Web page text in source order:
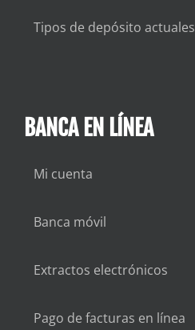
Tipos de depósito actuales
BANCA EN LÍNEA
Mi cuenta
Banca móvil
Extractos electrónicos
Pago de facturas en línea